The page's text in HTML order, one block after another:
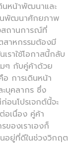
นหน้าพัฒนาและ
นพัฒนาศักยภาพ
สถานการณ์ที่
สาหกรรมต้องมี
ราใช้โอกาสนี้กลับ
ๆ กับคู่ค้าด้วย
การเดินหน้า
บุคลากร ซึ่ง
นโปรเจกต์นี้จะ
อเนื่อง คู่ค้า
ของเราเองก็
อยู่ที่ดีในช่วงวิกฤต